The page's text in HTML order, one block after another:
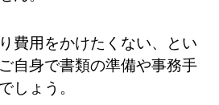
費用をかけたくない、とい
自身で書類の準備や事務手
しょう。